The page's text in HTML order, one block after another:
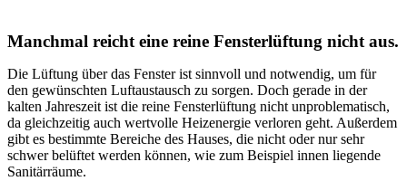
Manchmal reicht eine reine Fensterlüftung nicht aus.
Die Lüftung über das Fenster ist sinnvoll und notwendig, um für
den gewünschten Luftaustausch zu sorgen. Doch gerade in der
kalten Jahreszeit ist die reine Fensterlüftung nicht unproblematisch,
da gleichzeitig auch wertvolle Heizenergie verloren geht. Außerdem
gibt es bestimmte Bereiche des Hauses, die nicht oder nur sehr
schwer belüftet werden können, wie zum Beispiel innen liegende
Sanitärräume.